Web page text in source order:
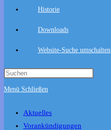
Historie
Downloads
Website-Suche umschalten
Menü Schließen
Aktuelles
Vorankündigungen